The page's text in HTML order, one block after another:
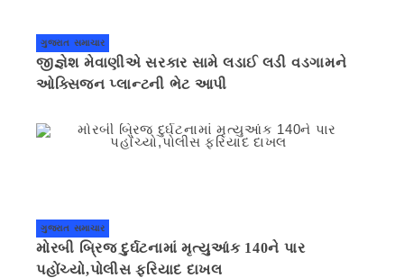
ગુજરાત સમાચાર
જીજ્ઞેશ મેવાણીએ સરકાર સામે લડાઈ લડી વડગામને
ઓક્સિજન પ્લાન્ટની ભેટ આપી
ગુજરાત સમાચાર
મોરબી બ્રિજ દુર્ઘટનામાં મૃત્યુઆંક 140ને પાર
પહોંચ્યો,પોલીસ ફરિયાદ દાખલ